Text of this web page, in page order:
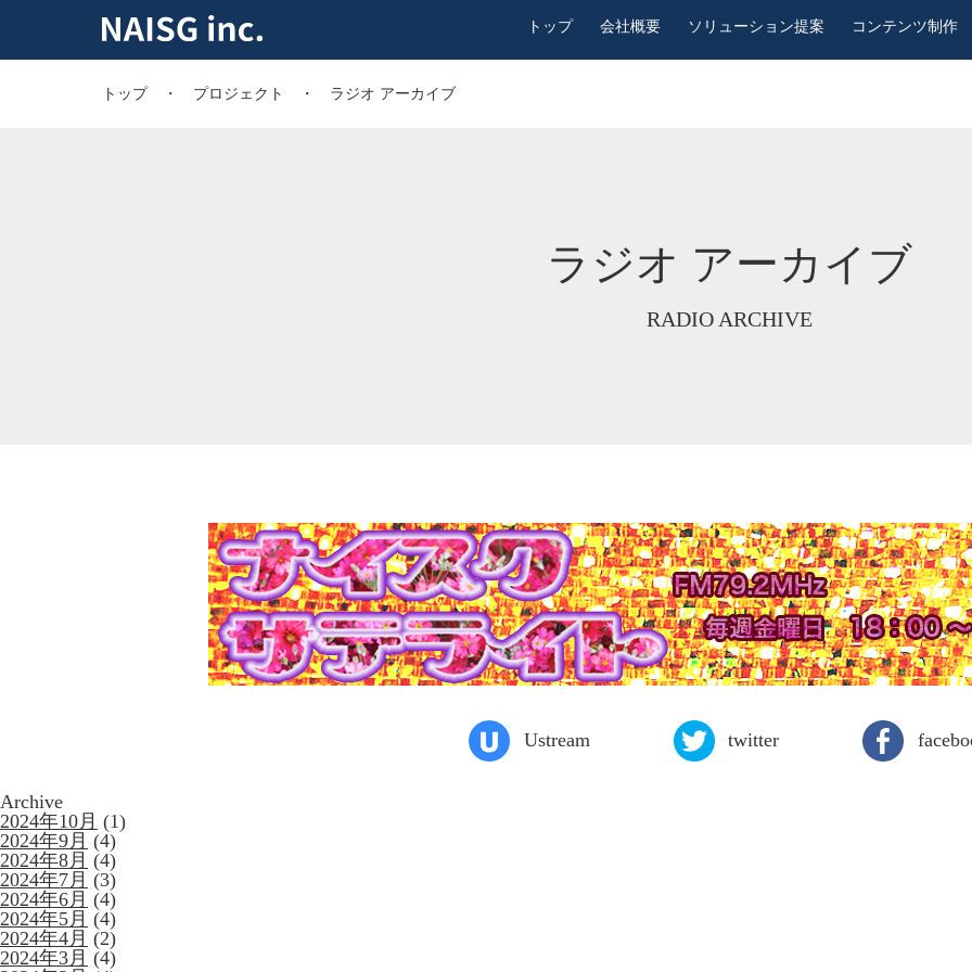
トップ 会社概要 ソリューション提案 コンテンツ制作
トップ プロジェクト ラジオ アーカイブ
ラジオ アーカイブ
RADIO ARCHIVE
Ustream twitter
Archive
2024年10月 (1)
2024年9月 (4)
2024年8月 (4)
2024年7月 (3)
2024年6月 (4)
2024年5月 (4)
2024年4月 (2)
2024年3月 (4)